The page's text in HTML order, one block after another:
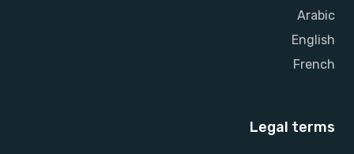
Arabic
English
French
Legal terms